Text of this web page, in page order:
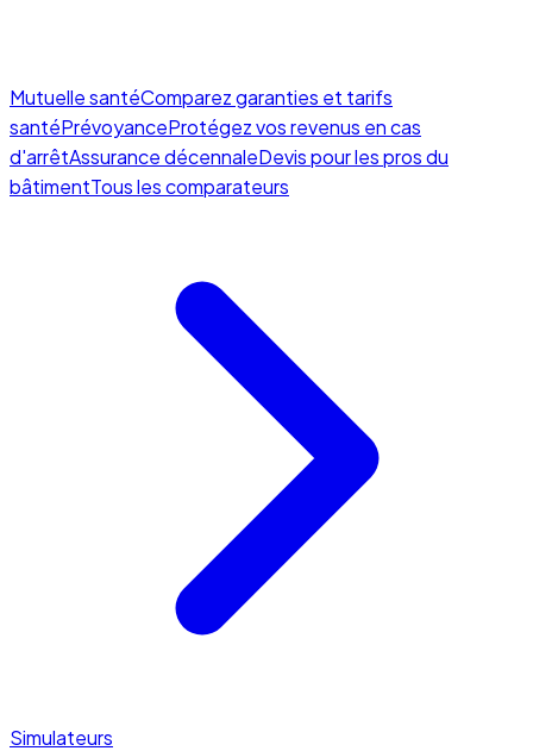
Mutuelle santéComparez garanties et tarifs
santéPrévoyanceProtégez vos revenus en cas
d'arrêtAssurance décennaleDevis pour les pros du
bâtimentTous les comparateurs
Simulateurs